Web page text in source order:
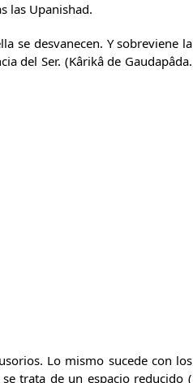
las Upanishad.
se desvanecen. Y sobreviene la
del Ser. (Kârikâ de Gaudapâda.
Lo mismo sucede con los
trata de un espacio reducido (